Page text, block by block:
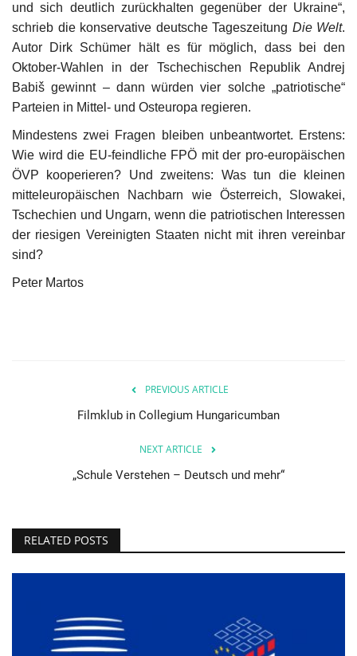
und sich deutlich zurückhalten gegenüber der Ukraine“,
schrieb die konservative deutsche Tageszeitung Die Welt.
Autor Dirk Schümer hält es für möglich, dass bei den
Oktober-Wahlen in der Tschechischen Republik Andrej
Babiš gewinnt – dann würden vier solche „patriotische“
Parteien in Mittel- und Osteuropa regieren.
Mindestens zwei Fragen bleiben unbeantwortet. Erstens:
Wie wird die EU-feindliche FPÖ mit der pro-europäischen
ÖVP kooperieren? Und zweitens: Was tun die kleinen
mitteleuropäischen Nachbarn wie Österreich, Slowakei,
Tschechien und Ungarn, wenn die patriotischen Interessen
der riesigen Vereinigten Staaten nicht mit ihren vereinbar
sind?
Peter Martos
PREVIOUS ARTICLE
Filmklub in Collegium Hungaricumban
NEXT ARTICLE
„Schule Verstehen – Deutsch und mehr“
RELATED POSTS